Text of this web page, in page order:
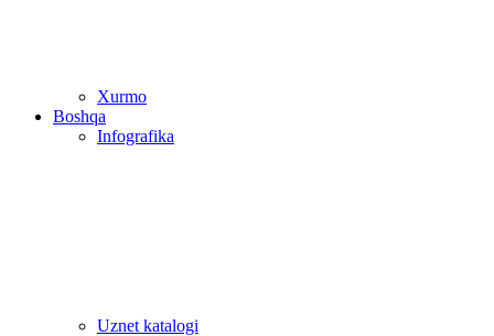
Xurmo
Boshqa
Infografika
Uznet katalogi